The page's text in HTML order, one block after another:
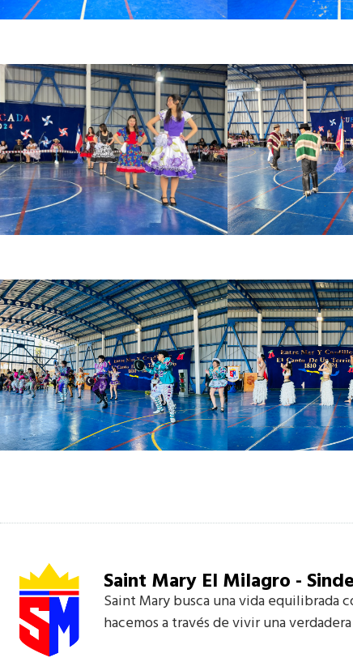
Saint Mary El Milagro -
Saint Mary busca una vida equilibrada
hacemos a través de vivir una